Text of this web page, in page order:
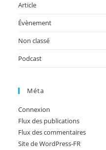
Article
Évènement
Non classé
Podcast
Méta
Connexion
Flux des publications
Flux des commentaires
Site de WordPress-FR